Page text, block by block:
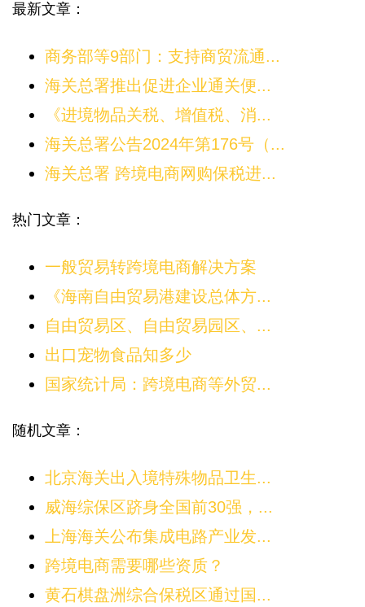
最新文章：
商务部等9部门：支持商贸流通...
海关总署推出促进企业通关便...
《进境物品关税、增值税、消...
海关总署公告2024年第176号（...
海关总署 跨境电商网购保税进...
热门文章：
一般贸易转跨境电商解决方案
《海南自由贸易港建设总体方...
自由贸易区、自由贸易园区、...
出口宠物食品知多少
国家统计局：跨境电商等外贸...
随机文章：
北京海关出入境特殊物品卫生...
威海综保区跻身全国前30强，...
上海海关公布集成电路产业发...
跨境电商需要哪些资质？
黄石棋盘洲综合保税区通过国...